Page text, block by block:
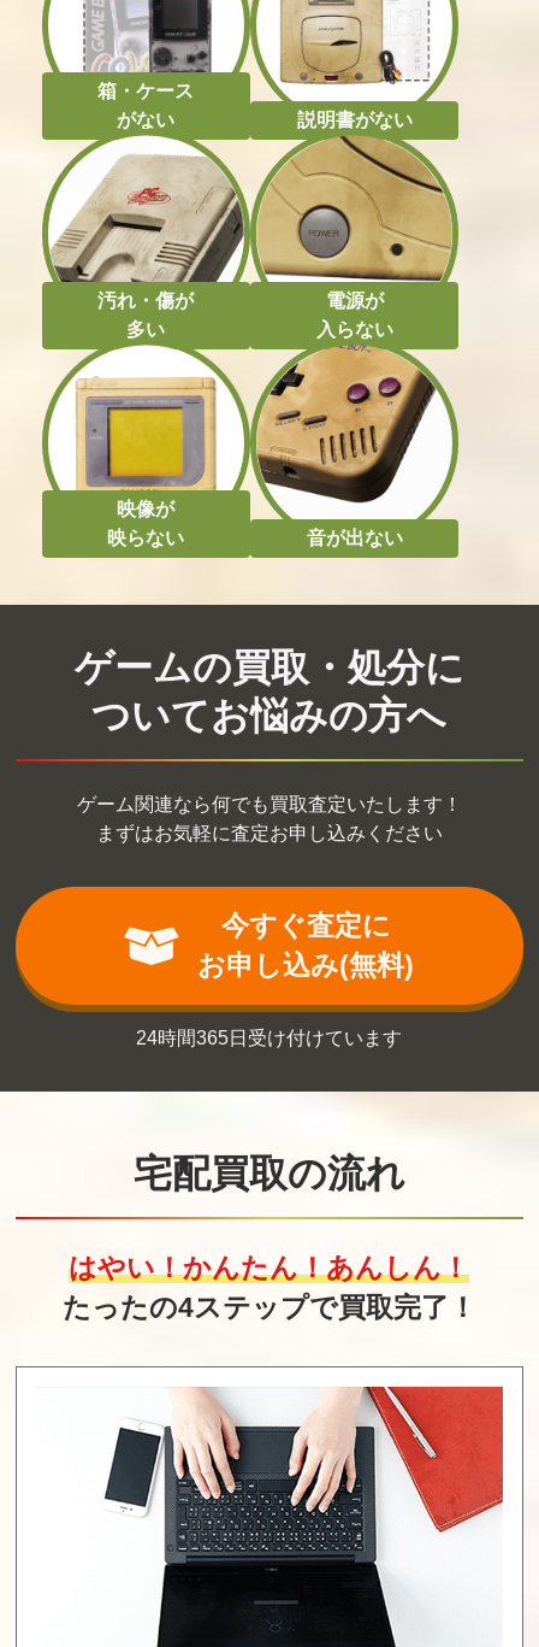
箱・ケース
がない
説明書がない
汚れ・傷が
多い
電源が
入らない
映像が
映らない
音が出ない
ゲームの買取・処分に
ついてお悩みの方へ
ゲーム関連なら何でも買取査定いたします！
まずはお気軽に査定お申し込みください
今すぐ査定に
お申し込み(無料)
24時間365日受け付けています
宅配買取の流れ
はやい！かんたん！あんしん！
たったの4ステップで買取完了！